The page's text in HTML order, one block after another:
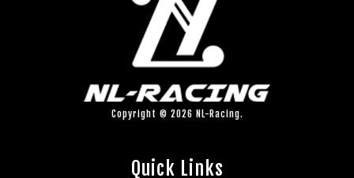
Copyright © 2026 NL-Racing.
Quick Links